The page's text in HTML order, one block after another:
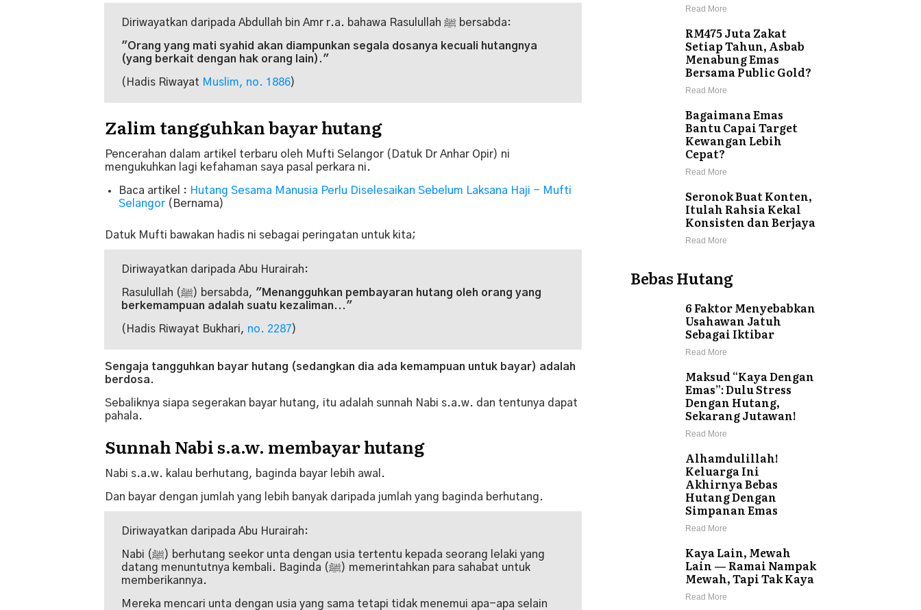
Diriwayatkan daripada Abdullah bin Amr r.a. bahawa Rasulullah ﷺ bersabda:
"Orang yang mati syahid akan diampunkan segala dosanya kecuali hutangnya
(yang berkait dengan hak orang lain)."
(Hadis Riwayat Muslim, no. 1886)
Zalim tangguhkan bayar hutang
Pencerahan dalam artikel terbaru oleh Mufti Selangor (Datuk Dr Anhar Opir) ni
mengukuhkan lagi kefahaman saya pasal perkara ni.
Baca artikel : Hutang Sesama Manusia Perlu Diselesaikan Sebelum Laksana Haji - Mufti
Selangor (Bernama)
Datuk Mufti bawakan hadis ni sebagai peringatan untuk kita;
Diriwayatkan daripada Abu Hurairah:
Rasulullah (ﷺ) bersabda, "Menangguhkan pembayaran hutang oleh orang yang
berkemampuan adalah suatu kezaliman..."
(Hadis Riwayat Bukhari, no. 2287)
Sengaja tangguhkan bayar hutang (sedangkan dia ada kemampuan untuk bayar) adalah
berdosa.
Sebaliknya siapa segerakan bayar hutang, itu adalah sunnah Nabi s.a.w. dan tentunya dapat
pahala.
Sunnah Nabi s.a.w. membayar hutang
Nabi s.a.w. kalau berhutang, baginda bayar lebih awal.
Dan bayar dengan jumlah yang lebih banyak daripada jumlah yang baginda berhutang.
Diriwayatkan daripada Abu Hurairah:
Nabi (ﷺ) berhutang seekor unta dengan usia tertentu kepada seorang lelaki yang
datang menuntutnya kembali. Baginda (ﷺ) memerintahkan para sahabat untuk
memberikannya.
Mereka mencari unta dengan usia yang sama tetapi tidak menemui apa-apa selain
Read More
RM475 Juta Zakat
Setiap Tahun, Asbab
Menabung Emas
Bersama Public Gold?
Read More
Bagaimana Emas
Bantu Capai Target
Kewangan Lebih
Cepat?
Read More
Seronok Buat Konten,
Itulah Rahsia Kekal
Konsisten dan Berjaya
Read More
Bebas Hutang
6 Faktor Menyebabkan
Usahawan Jatuh
Sebagai Iktibar
Read More
Maksud “Kaya Dengan
Emas”: Dulu Stress
Dengan Hutang,
Sekarang Jutawan!
Read More
Alhamdulillah!
Keluarga Ini
Akhirnya Bebas
Hutang Dengan
Simpanan Emas
Read More
Kaya Lain, Mewah
Lain — Ramai Nampak
Mewah, Tapi Tak Kaya
Read More